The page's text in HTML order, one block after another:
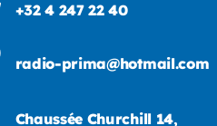
+32 4 247 22 40
radio-prima@hotmail.com
Chaussée Churchill 14,